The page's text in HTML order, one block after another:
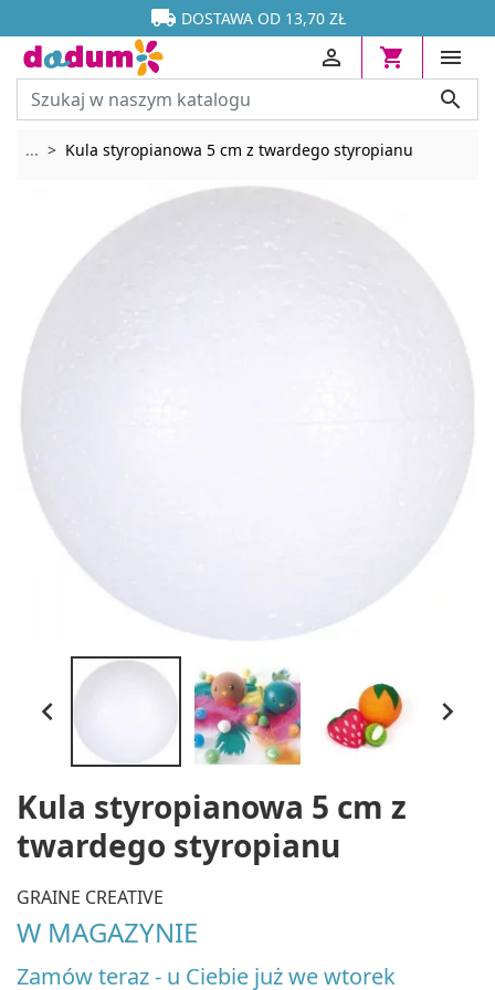

 DOSTAWA OD 13,70 ZŁ






... Rozwiń breadcrumbs
Kula styropianowa 5 cm z twardego styropianu
 
Kula styropianowa 5 cm z
twardego styropianu
GRAINE CREATIVE
W MAGAZYNIE
Zamów teraz - u Ciebie już we wtorek